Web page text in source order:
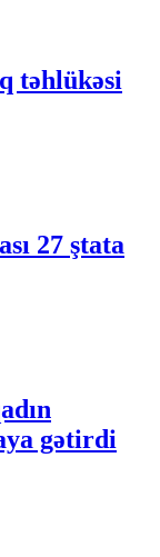
təhlükəsi
27 ştata
gətirdi